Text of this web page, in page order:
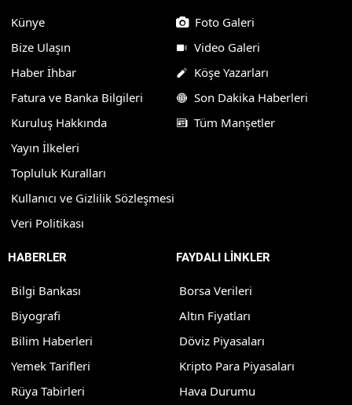
Künye
Bize Ulaşın
Haber İhbar
Fatura ve Banka Bilgileri
Kuruluş Hakkında
Yayın İlkeleri
Topluluk Kuralları
Kullanıcı ve Gizlilik Sözleşmesi
Veri Politikası
Foto Galeri
Video Galeri
Köşe Yazarları
Son Dakika Haberleri
Tüm Manşetler
HABERLER
Bilgi Bankası
Biyografi
Bilim Haberleri
Yemek Tarifleri
Rüya Tabirleri
FAYDALI LİNKLER
Borsa Verileri
Altın Fiyatları
Döviz Piyasaları
Kripto Para Piyasaları
Hava Durumu